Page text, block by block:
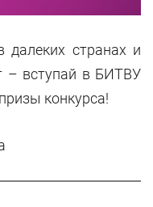
далеких странах и
– вступай в БИТВУ
конкурса!